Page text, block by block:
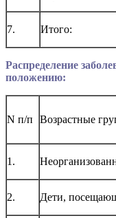
7. Итого:
Распределение
положению:
N п/п Возрастные
1.
2. Дети,